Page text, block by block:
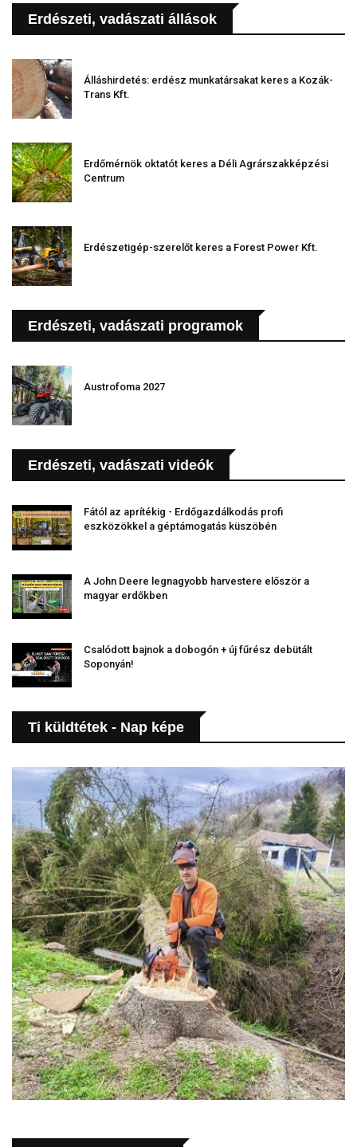
Erdészeti, vadászati állások
Álláshirdetés: erdész munkatársakat keres a Kozák-
Trans Kft.
Erdőmérnök oktatót keres a Déli Agrárszakképzési
Centrum
Erdészetigép-szerelőt keres a Forest Power Kft.
Erdészeti, vadászati programok
Austrofoma 2027
Erdészeti, vadászati videók
Fától az aprítékig - Erdőgazdálkodás profi
eszközökkel a géptámogatás küszöbén
A John Deere legnagyobb harvestere először a
magyar erdőkben
Csalódott bajnok a dobogón + új fűrész debütált
Soponyán!
Ti küldtétek - Nap képe